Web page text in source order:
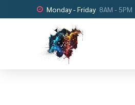
Monday - Friday 8AM - 5PM